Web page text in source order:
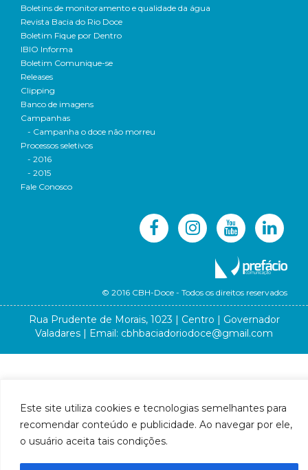
Este site utiliza cookies e tecnologias semelhantes para
recomendar conteúdo e publicidade. Ao navegar por ele,
o usuário aceita tais condições.
Boletins de monitoramento e qualidade da água
Revista Bacia do Rio Doce
Boletim Fique por Dentro
IBIO Informa
Boletim Comunique-se
Releases
Clipping
Banco de imagens
Campanhas
- Campanha o doce não morreu
Processos seletivos
- 2016
- 2015
Fale Conosco
© 2016 CBH-Doce - Todos os direitos reservados
Rua Prudente de Morais, 1023 | Centro | Governador
Valadares | Email: cbhbaciadoriodoce@gmail.com